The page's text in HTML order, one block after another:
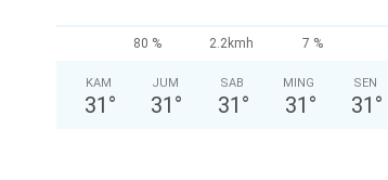
80 % 2.2kmh 7 %
KAM
31 °
JUM
31 °
SAB
31 °
MING
31 °
SEN
31 °